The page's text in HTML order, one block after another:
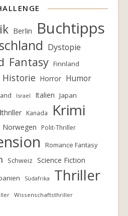
Berlin Buchtipps
Dystopie
Fantasy Finnland
Historie Horror Humor
Israel Italien Japan
Kanada Krimi
Norwegen Polit-Thriller
Romance Fantasy
Schweiz Science Fiction
Südafrika Thriller
Wissenschaftsthriller